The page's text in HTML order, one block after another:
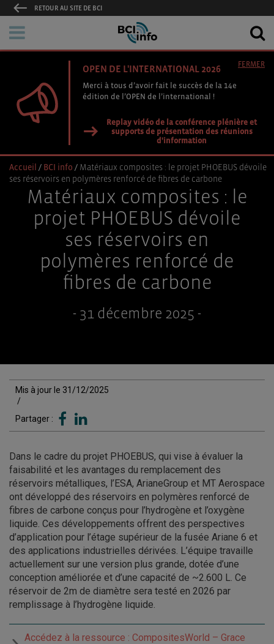
RETOUR AU SITE DE BCI
OPEN DE L'INTERNATIONAL 2026
Merci à tous d’avoir fait le succès de la 14e
édition de l’OPEN de l’international !
Replay vidéo de la conférence plénière et
supports de présentation des réunions
d'information
FERMER
Accueil / BCI info / Matériaux composites : le projet PHOEBUS dévoile
ses réservoirs en polymères renforcé de fibres de carbone
Matériaux composites : le
projet PHOEBUS dévoile
ses réservoirs en
polymères renforcé de
fibres de carbone
- 31 décembre 2025 -
Mis à jour le 31/12/2025
/
Partager :
Dans le cadre du projet PHOEBUS, qui vise à évaluer la
faisabilité et les avantages du remplacement des
réservoirs métalliques, l’ESA, ArianeGroup et MT Aerospace
ont développé des réservoirs en polymères renforcé de
fibres de carbone conçus pour l’hydrogène et l’oxygène
liquide. Ces développements offrent des perspectives
d’application pour l’étage supérieur de la fusée Ariane 6 et
des applications industrielles dérivées. L’équipe travaille
actuellement sur une version plus grande, dotée d’une
conception améliorée et d’une capacité de ~2.600 L. Ce
réservoir de 2m de diamètre sera testé en 2026 par
remplissage à l’hydrogène liquide.
Accédez à la ressource : CompositesWorld – Grace